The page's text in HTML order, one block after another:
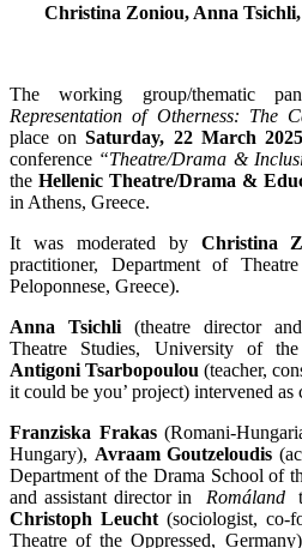
Christina Zoniou, Anna
The working group/thematic
Representation of Otherness: The
place onSaturday, 22 March 2025
conference “Theatre/Drama &
the Hellenic Theatre/Drama &
in Athens, Greece.
It was moderated by Christina
practitioner, Department of
Peloponnese, Greece).
Anna Tsichli (theatre director
Theatre Studies, University of the
AntigoniTsarbopoulou (teacher,
it could be you’ project) intervened as
Franziska Frakas(Romani-
Hungary), Avraam Goutzeloudis
Department of the Drama School of
and assistant director in Romáland
Christoph Leucht (sociologist, co-
Theatre of the Oppressed,